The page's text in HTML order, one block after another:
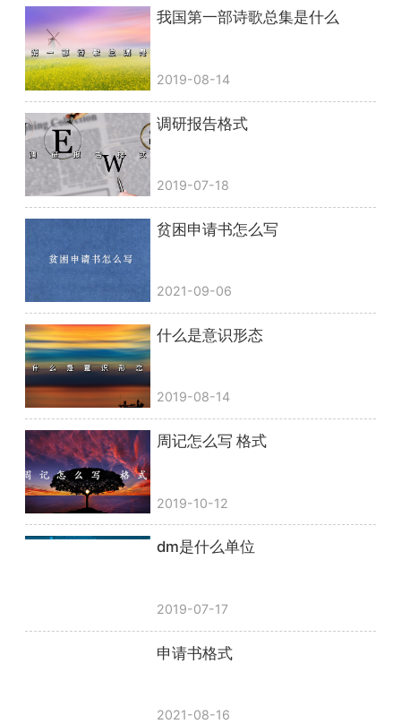
我国第一部诗歌总集是什么
2019-08-14
调研报告格式
2019-07-18
贫困申请书怎么写
2021-09-06
什么是意识形态
2019-08-14
周记怎么写 格式
2019-10-12
dm是什么单位
2019-07-17
申请书格式
2021-08-16